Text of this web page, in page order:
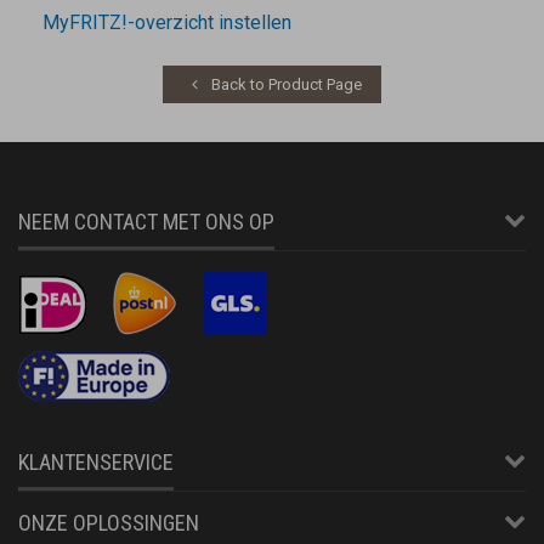
MyFRITZ!-overzicht instellen
Back to Product Page
NEEM CONTACT MET ONS OP
KLANTENSERVICE
ONZE OPLOSSINGEN